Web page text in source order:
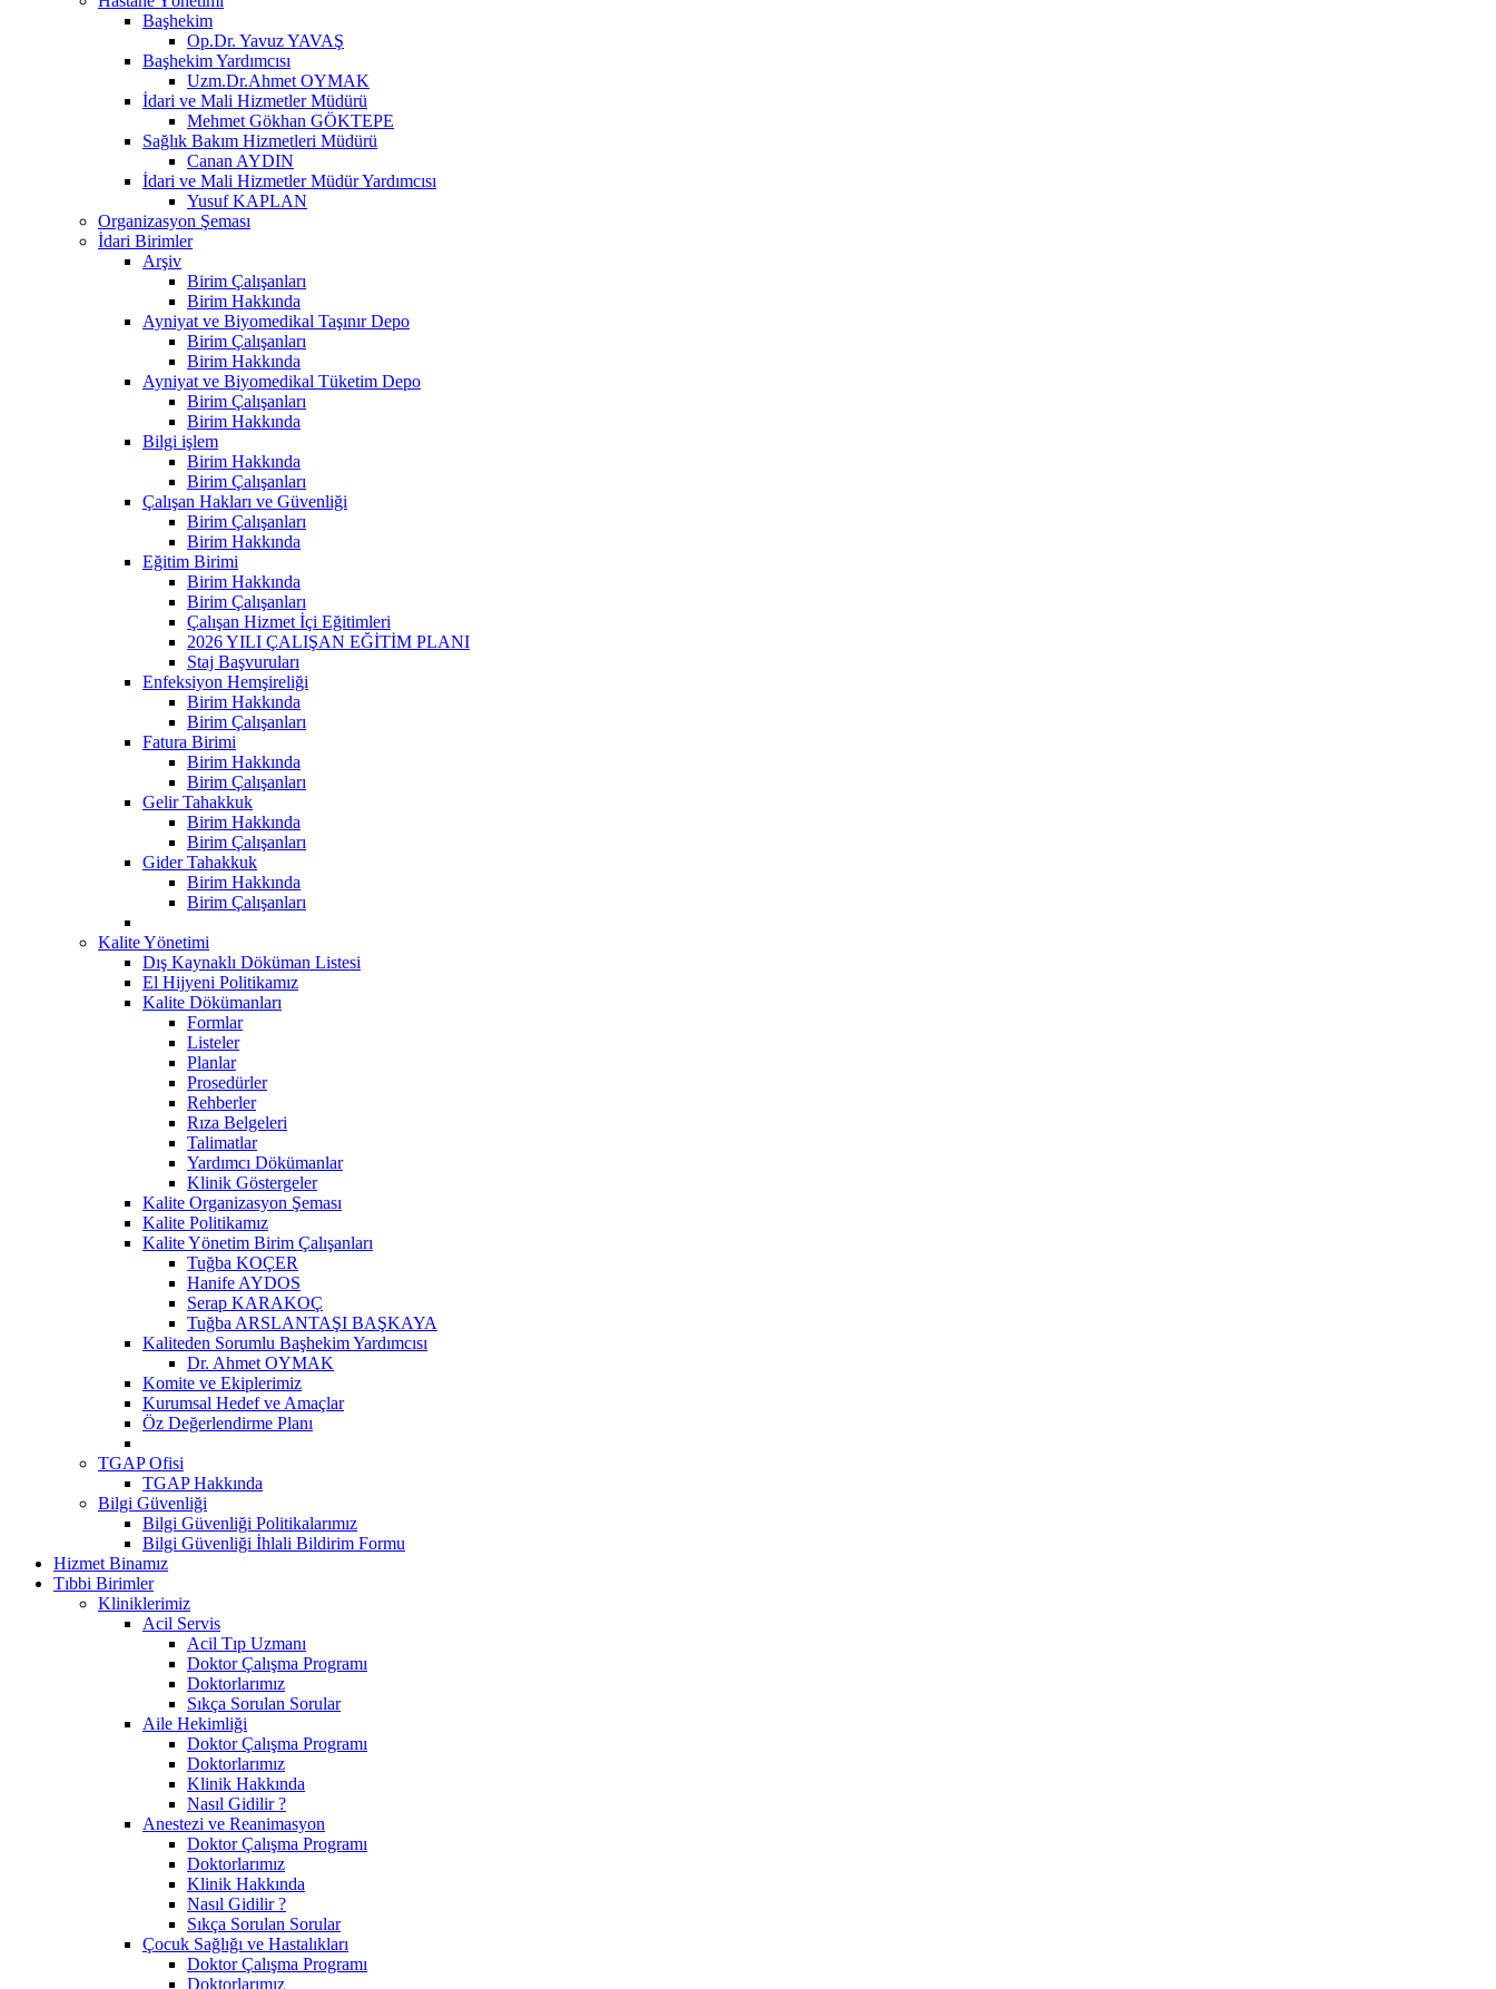
Başhekim
Op.Dr. Yavuz YAVAŞ
Başhekim Yardımcısı
Uzm.Dr.Ahmet OYMAK
İdari ve Mali Hizmetler Müdürü
Mehmet Gökhan GÖKTEPE
Sağlık Bakım Hizmetleri Müdürü
Canan AYDIN
İdari ve Mali Hizmetler Müdür Yardımcısı
Yusuf KAPLAN
Organizasyon Şeması
İdari Birimler
Arşiv
Birim Çalışanları
Birim Hakkında
Ayniyat ve Biyomedikal Taşınır Depo
Birim Çalışanları
Birim Hakkında
Ayniyat ve Biyomedikal Tüketim Depo
Birim Çalışanları
Birim Hakkında
Bilgi işlem
Birim Hakkında
Birim Çalışanları
Çalışan Hakları ve Güvenliği
Birim Çalışanları
Birim Hakkında
Eğitim Birimi
Birim Hakkında
Birim Çalışanları
Çalışan Hizmet İçi Eğitimleri
2026 YILI ÇALIŞAN EĞİTİM PLANI
Staj Başvuruları
Enfeksiyon Hemşireliği
Birim Hakkında
Birim Çalışanları
Fatura Birimi
Birim Hakkında
Birim Çalışanları
Gelir Tahakkuk
Birim Hakkında
Birim Çalışanları
Gider Tahakkuk
Birim Hakkında
Birim Çalışanları
Kalite Yönetimi
Dış Kaynaklı Döküman Listesi
El Hijyeni Politikamız
Kalite Dökümanları
Formlar
Listeler
Planlar
Prosedürler
Rehberler
Rıza Belgeleri
Talimatlar
Yardımcı Dökümanlar
Klinik Göstergeler
Kalite Organizasyon Şeması
Kalite Politikamız
Kalite Yönetim Birim Çalışanları
Tuğba KOÇER
Hanife AYDOS
Serap KARAKOÇ
Tuğba ARSLANTAŞI BAŞKAYA
Kaliteden Sorumlu Başhekim Yardımcısı
Dr. Ahmet OYMAK
Komite ve Ekiplerimiz
Kurumsal Hedef ve Amaçlar
Öz Değerlendirme Planı
TGAP Ofisi
TGAP Hakkında
Bilgi Güvenliği
Bilgi Güvenliği Politikalarımız
Bilgi Güvenliği İhlali Bildirim Formu
Hizmet Binamız
Tıbbi Birimler
Kliniklerimiz
Acil Servis
Acil Tıp Uzmanı
Doktor Çalışma Programı
Doktorlarımız
Sıkça Sorulan Sorular
Aile Hekimliği
Doktor Çalışma Programı
Doktorlarımız
Klinik Hakkında
Nasıl Gidilir ?
Anestezi ve Reanimasyon
Doktor Çalışma Programı
Doktorlarımız
Klinik Hakkında
Nasıl Gidilir ?
Sıkça Sorulan Sorular
Çocuk Sağlığı ve Hastalıkları
Doktor Çalışma Programı
Doktorlarımız